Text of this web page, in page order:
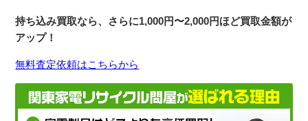
持ち込み買取なら、さらに1,000円〜2,000円ほど買取金額が
アップ！
無料査定依頼はこちらから